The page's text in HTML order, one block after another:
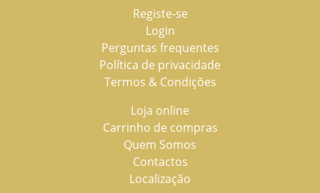
Registe-se
Login
Perguntas frequentes
Política de privacidade
Termos & Condições
Loja online
Carrinho de compras
Quem Somos
Contactos
Localização